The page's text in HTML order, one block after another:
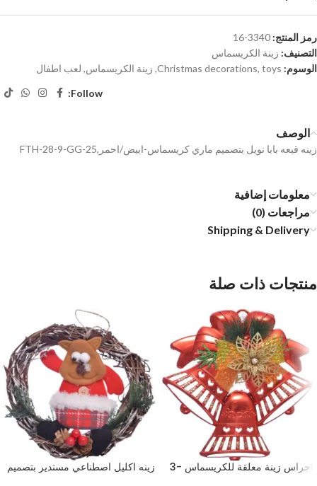
رمز المنتج: 3340-16
التصنيف: زينة الكريسماس
الوسوم:
Christmas decorations, toys
, زينة الكريسماس, لعب اطفال
Follow:
الوصف
زينه قبعه بابا نويل بتصميم ماري كريسماس-ابيض/احمر,FTH-28-9-GG-25
معلومات إضافية
مراجعات (0)
Shipping & Delivery
منتجات ذات صلة
اجراس زينة معلقة للكريسماس -3
زينه اكليل اصطناعي مستدير بتصميم